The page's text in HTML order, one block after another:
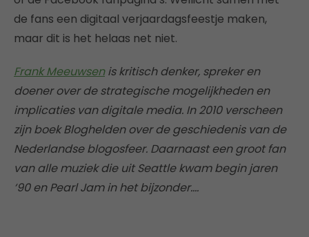
de fans een digitaal verjaardagsfeestje maken,
maar dit is het helaas net niet.
Frank Meeuwsenis kritisch denker, spreker en
doener over de strategische mogelijkheden en
implicaties van digitale media. In 2010 verscheen
zijn boek Bloghelden over de geschiedenis van de
Nederlandse blogosfeer. Daarnaast een groot fan
van alle muziek die uit Seattle kwam begin jaren
‘90 en Pearl Jam in het bijzonder….